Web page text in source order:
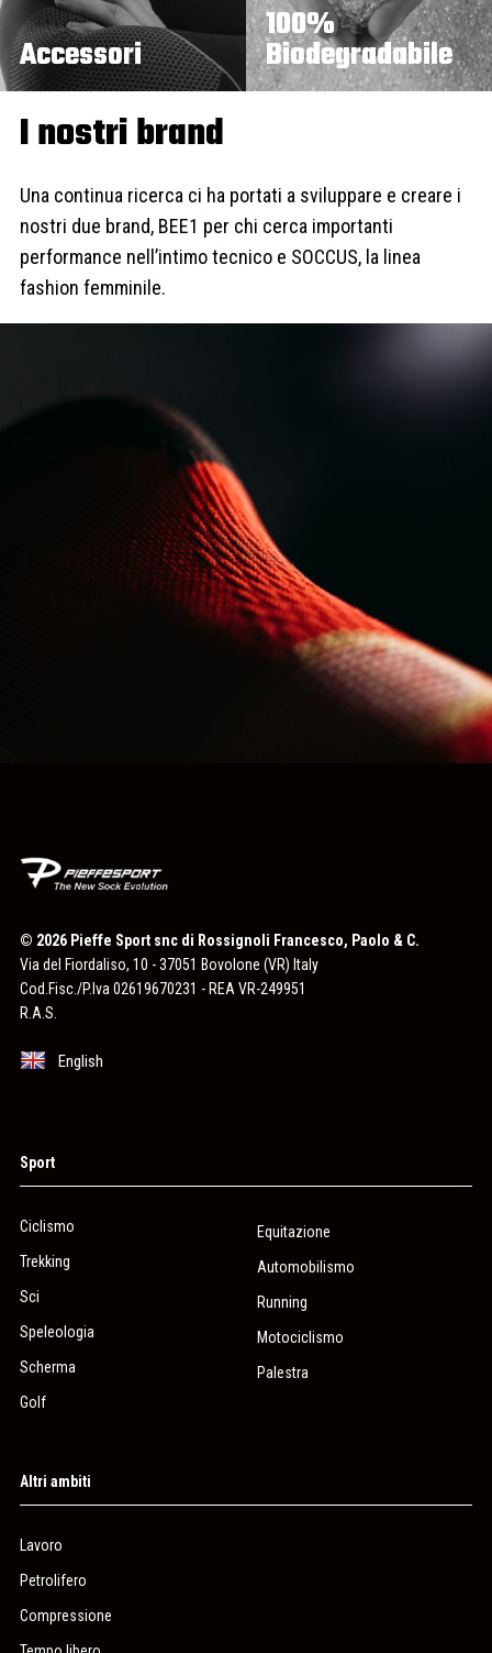
Accessori
100%
Biodegradabile
I nostri brand
Una continua ricerca ci ha portati a sviluppare e creare i
nostri due brand, BEE1 per chi cerca importanti
performance nell’intimo tecnico e SOCCUS, la linea
fashion femminile.
© 2026 Pieffe Sport snc di Rossignoli Francesco, Paolo & C.
Via del Fiordaliso, 10 - 37051 Bovolone (VR) Italy
Cod.Fisc./P.Iva 02619670231 - REA VR-249951
R.A.S.
English
Sport
Ciclismo
Trekking
Sci
Speleologia
Scherma
Golf
Equitazione
Automobilismo
Running
Motociclismo
Palestra
Altri ambiti
Lavoro
Petrolifero
Compressione